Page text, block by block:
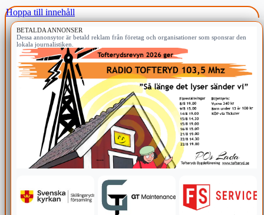
Hoppa till innehåll
BETALDA ANNONSER
Dessa annonsytor är betald reklam från företag och organisationer som sponsrar den
lokala journalistiken.